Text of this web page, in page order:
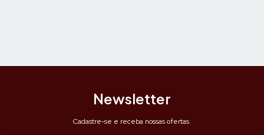
Newsletter
Cadastre-se e receba nossas ofertas.